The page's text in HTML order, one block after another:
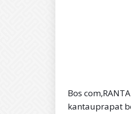
Bos
kantauprapat